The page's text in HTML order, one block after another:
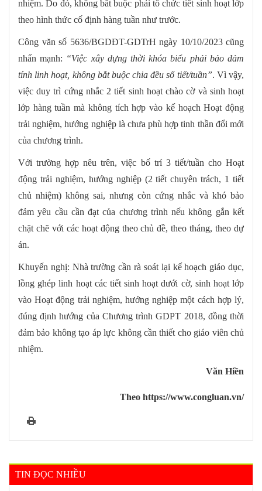
nhiệm. Do đó, không bắt buộc phải tổ chức tiết sinh hoạt lớp
theo hình thức cố định hàng tuần như trước.
Công văn số 5636/BGDĐT-GDTrH ngày 10/10/2023 cũng
nhấn mạnh: “Việc xây dựng thời khóa biểu phải bảo đảm
tính linh hoạt, không bắt buộc chia đều số tiết/tuần”. Vì vậy,
việc duy trì cứng nhắc 2 tiết sinh hoạt chào cờ và sinh hoạt
lớp hàng tuần mà không tích hợp vào kế hoạch Hoạt động
trải nghiệm, hướng nghiệp là chưa phù hợp tinh thần đổi mới
của chương trình.
Với trường hợp nêu trên, việc bố trí 3 tiết/tuần cho Hoạt
động trải nghiệm, hướng nghiệp (2 tiết chuyên trách, 1 tiết
chủ nhiệm) không sai, nhưng còn cứng nhắc và khó bảo
đảm yêu cầu cần đạt của chương trình nếu không gắn kết
chặt chẽ với các hoạt động theo chủ đề, theo tháng, theo dự
án.
Khuyến nghị: Nhà trường cần rà soát lại kế hoạch giáo dục,
lồng ghép linh hoạt các tiết sinh hoạt dưới cờ, sinh hoạt lớp
vào Hoạt động trải nghiệm, hướng nghiệp một cách hợp lý,
đúng định hướng của Chương trình GDPT 2018, đồng thời
đảm bảo không tạo áp lực không cần thiết cho giáo viên chủ
nhiệm.
Văn Hiền
Theo https://www.congluan.vn/
TIN ĐỌC NHIỀU